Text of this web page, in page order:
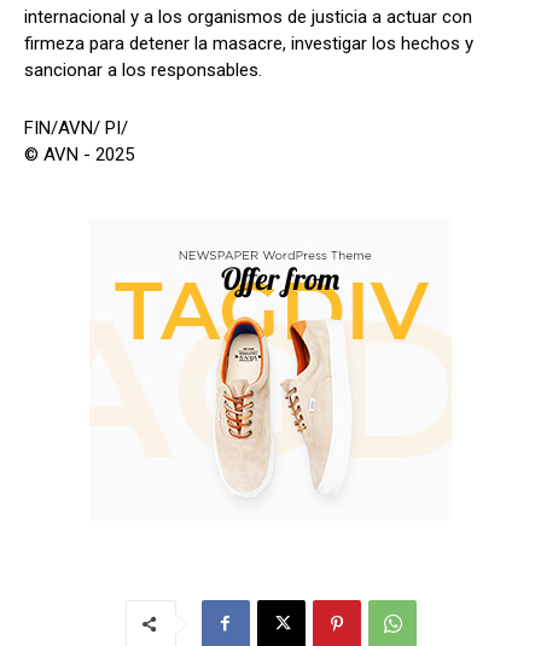
internacional y a los organismos de justicia a actuar con
firmeza para detener la masacre, investigar los hechos y
sancionar a los responsables.
FIN/AVN/ PI/
© AVN - 2025